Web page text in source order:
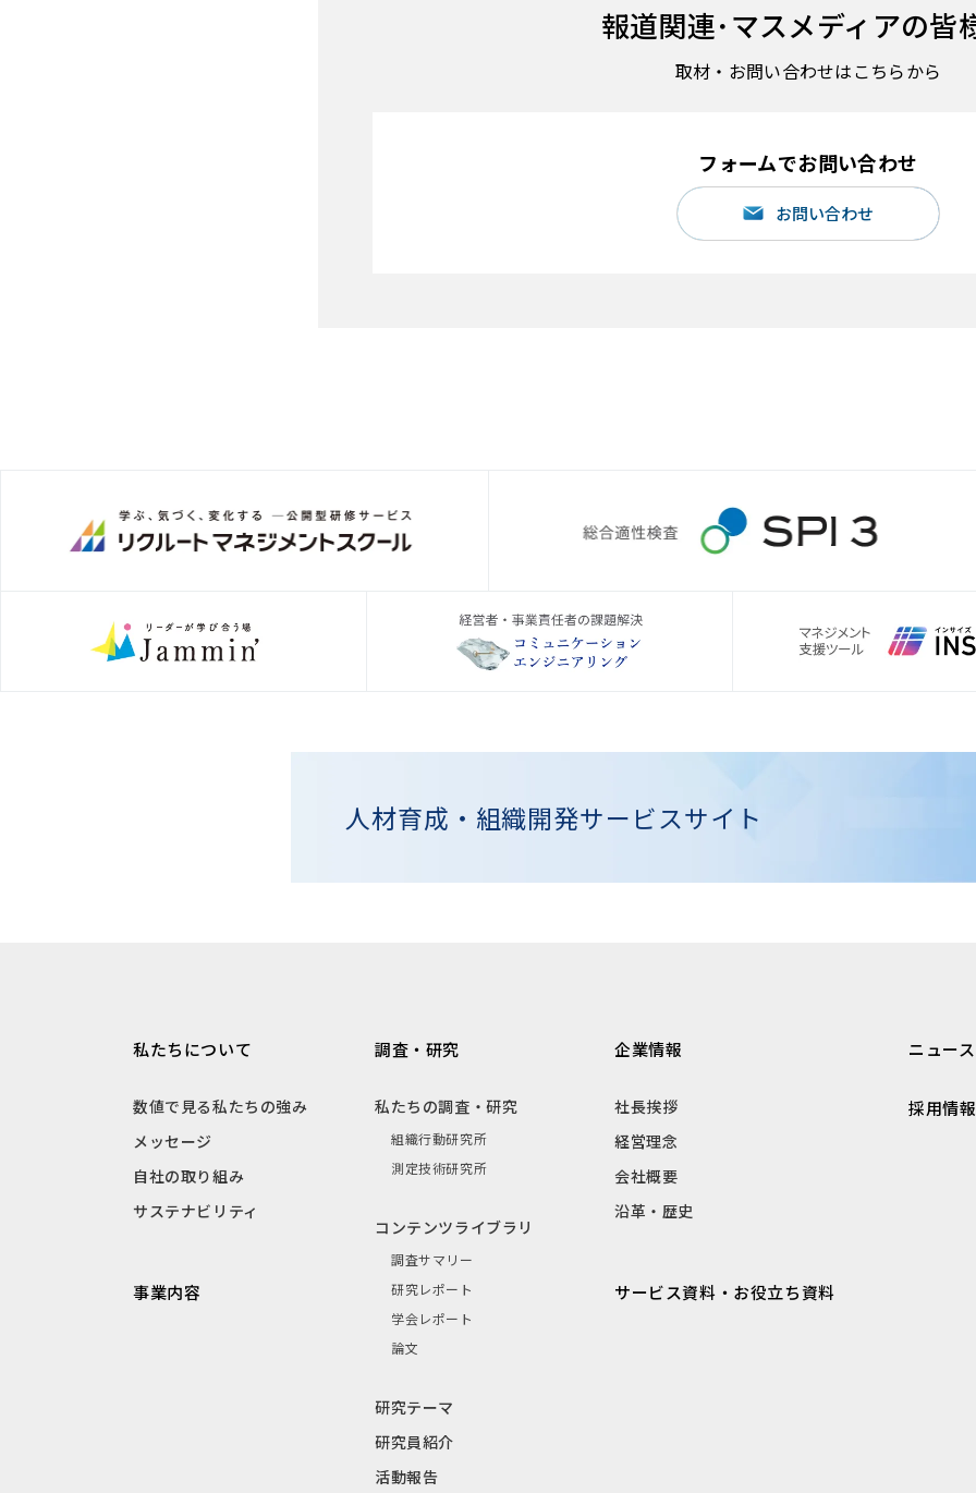
報道関連･マスメディアの皆
取材・お問い合わせはこちらから
フォームでお問い合わせ
お問い合わせ
人材育成・組織開発サービスサイト
私たちについて
数値で見る私たちの強み
メッセージ
自社の取り組み
サステナビリティ
事業内容
調査・研究
私たちの調査・研究
組織行動研究所
測定技術研究所
コンテンツライブラリ
調査サマリー
研究レポート
学会レポート
論文
研究テーマ
研究員紹介
活動報告
企業情報
社長挨拶
経営理念
会社概要
沿革・歴史
サービス資料・お役立ち資料
ニュース
採用情報